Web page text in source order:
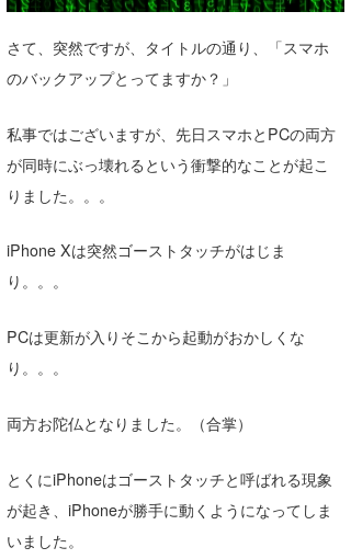
さて、突然ですが、タイトルの通り、「スマホ
のバックアップとってますか？」
私事ではございますが、先日スマホとPCの両方
が同時にぶっ壊れるという衝撃的なことが起こ
りました。。。
iPhone Xは突然ゴーストタッチがはじま
り。。。
PCは更新が入りそこから起動がおかしくな
り。。。
両方お陀仏となりました。（合掌）
とくにiPhoneはゴーストタッチと呼ばれる現象
が起き、iPhoneが勝手に動くようになってしま
いました。
ライター/寄稿メディア
Core Surf Japan
mitsuteru Kamio
Yoshiyuki Obata
DELTA FORCE SURF
CBA Films
SURFMEDIA
WAVAL
波伝説アンバサダー/プロライダー
中浦“JET”章
進士剛光
田原啓江
☆加藤
chan-U
波伝説